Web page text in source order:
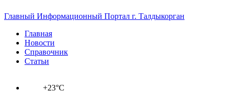
Главный Информационный Портал г. Талдыкорган
Главная
Новости
Справочник
Статьи
+23°C